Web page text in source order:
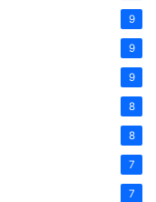
9
9
9
8
8
7
7